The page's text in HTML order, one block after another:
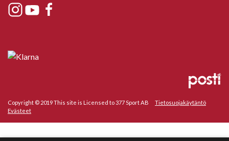
Copyright © 2019 This site is Licensed to 377 Sport AB
Tietosuojakäytäntö
Evästeet